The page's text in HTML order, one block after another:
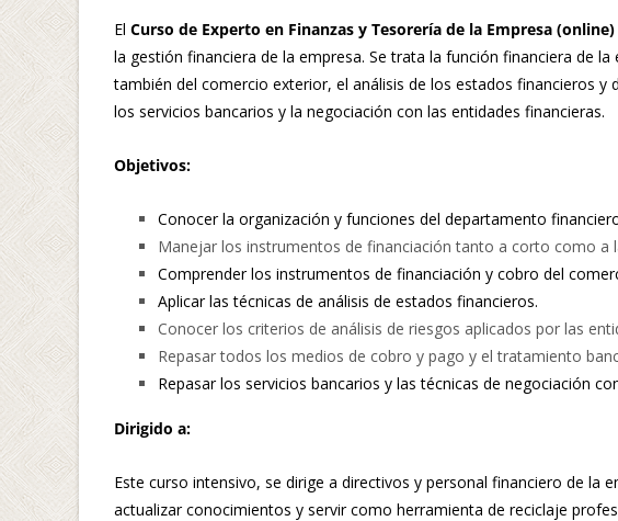
El Curso de Experto en Finanzas y Tesorería de la Empresa (online)
la gestión financiera de la empresa. Se trata la función financiera de
también del comercio exterior, el análisis de los estados financieros
los servicios bancarios y la negociación con las entidades financieras.
Objetivos:
Conocer la organización y funciones del departamento
Manejar los instrumentos de financiación tanto a corto como a
Comprender los instrumentos de financiación y cobro del
Aplicar las técnicas de análisis de estados financieros.
Conocer los criterios de análisis de riesgos aplicados por las
Repasar todos los medios de cobro y pago y el tratamiento
Repasar los servicios bancarios y las técnicas de negociación
Dirigido a:
Este curso intensivo, se dirige a directivos y personal financiero de
actualizar conocimientos y servir como herramienta de reciclaje